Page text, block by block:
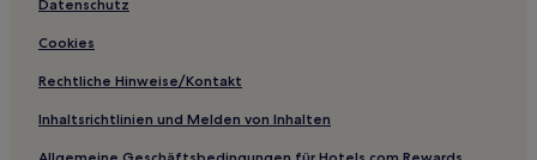
Westerlo Hotels
East Glenville Hotels
Hotels nahe Saratoga Race Course
Hotels nahe Saratoga Springs Visitor's Center
Datenschutz
Cookies
Rechtliche Hinweise/Kontakt
Inhaltsrichtlinien und Melden von Inhalten